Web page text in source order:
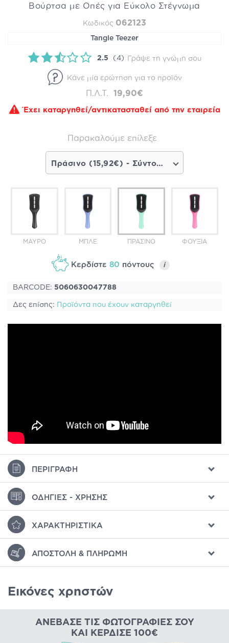
Βούρτσα με Οπές για Εύκολο Στέγνωμα
Κωδικός 062123
Tangle Teezer
2.5 (4) Γράψε τη γνώμη σου
Κάνε μία ερώτηση για το προϊόν
Π.Λ.Τ. 19,90€
Έχει καταργηθεί/αντικατασταθεί από την εταιρεία
Παρακαλούμε επίλεξε
Πράσινο (15,92€) - Σύντομα διαθέσιμο
MΑΎΡΟ ΜΠΛΕ ΠΡΆΣΙΝΟ ΦΟΎΞΙΑ
Κερδίστε 80 πόντους i
BARCODE: 5060630047788
Δες επίσης: Προϊόντα που έχουν καταργηθεί
ΠΕΡΙΓΡΑΦΉ
ΟΔΗΓΊΕΣ - ΧΡΉΣΗΣ
ΧΑΡΑΚΤΗΡΙΣΤΙΚΆ
ΑΠΟΣΤΟΛΉ & ΠΛΗΡΩΜΉ
Εικόνες χρηστών
ΑΝΈΒΑΣΕ ΤΙΣ ΦΩΤΟΓΡΑΦΊΕΣ ΣΟΥ
ΚΑΙ ΚΈΡΔΙΣΕ 100€